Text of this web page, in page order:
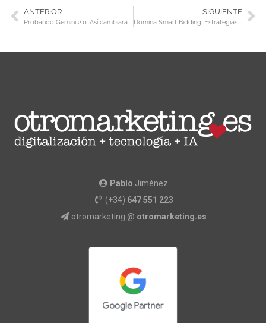
ANTERIOR SIGUIENTE
Pablo Jiménez
(+34) 647 551 223
otromarketing @ otromarketing.es